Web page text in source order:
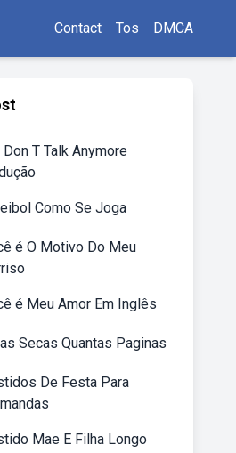
Contact Tos DMCA
Don T Talk Anymore
Como Se Joga
é O Motivo Do Meu
é Meu Amor Em Inglês
Secas Quantas Paginas
De Festa Para
Mae E Filha Longo